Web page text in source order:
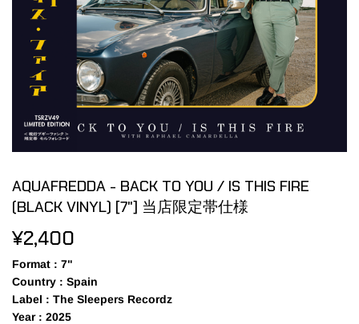
AQUAFREDDA - BACK TO YOU / IS THIS FIRE
(BLACK VINYL) [7"] 当店限定帯仕様
¥2,400
Format : 7"
Country : Spain
Label : The Sleepers Recordz
Year: 2025